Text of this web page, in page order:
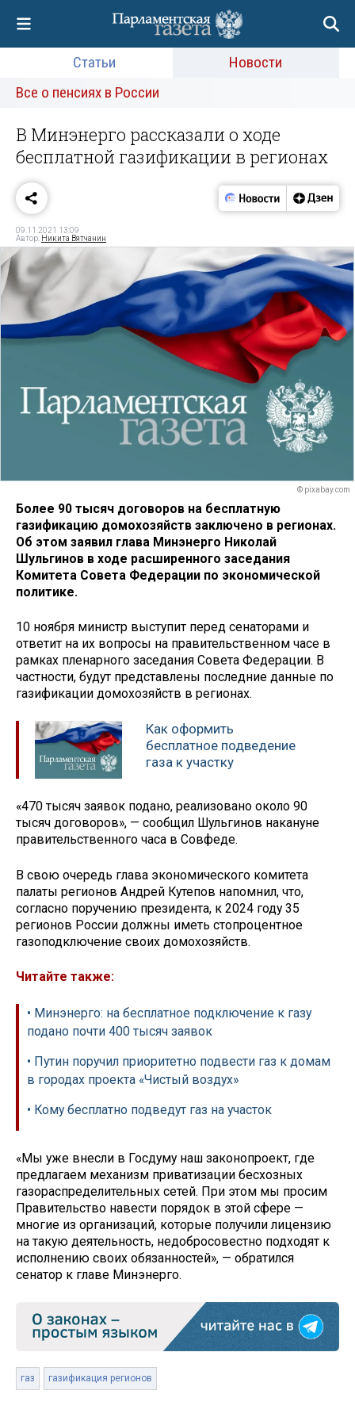
Статьи
Новости
Все о пенсиях в России
В Минэнерго рассказали о ходе
бесплатной газификации в регионах
09.11.2021 13:09
Автор: Никита Вятчанин
© pixabay.com
Более 90 тысяч договоров на бесплатную
газификацию домохозяйств заключено в регионах.
Об этом заявил глава Минэнерго Николай
Шульгинов в ходе расширенного заседания
Комитета Совета Федерации по экономической
политике.
10 ноября министр выступит перед сенаторами и
ответит на их вопросы на правительственном часе в
рамках пленарного заседания Совета Федерации. В
частности, будут представлены последние данные по
газификации домохозяйств в регионах.
Как оформить
бесплатное подведение
газа к участку
«470 тысяч заявок подано, реализовано около 90
тысяч договоров», — сообщил Шульгинов накануне
правительственного часа в Совфеде.
В свою очередь глава экономического комитета
палаты регионов Андрей Кутепов напомнил, что,
согласно поручению президента, к 2024 году 35
регионов России должны иметь стопроцентное
газоподключение своих домохозяйств.
Читайте также:
• Минэнерго: на бесплатное подключение к газу
подано почти 400 тысяч заявок
• Путин поручил приоритетно подвести газ к домам
в городах проекта «Чистый воздух»
• Кому бесплатно подведут газ на участок
«Мы уже внесли в Госдуму наш законопроект, где
предлагаем механизм приватизации бесхозных
газораспределительных сетей. При этом мы просим
Правительство навести порядок в этой сфере —
многие из организаций, которые получили лицензию
на такую деятельность, недобросовестно подходят к
исполнению своих обязанностей», — обратился
сенатор к главе Минэнерго.
газ газификация регионов